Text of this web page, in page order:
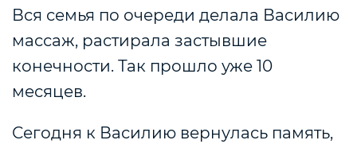
Вся семья по очереди делала Василию
массаж, растирала застывшие
конечности. Так прошло уже 10
месяцев.
Сегодня к Василию вернулась память,